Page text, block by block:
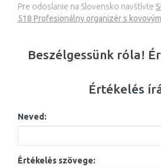
Pre odoslanie na Slovensko navštívte
518 Profesionálny organizér s
Beszélgessünk róla!
Értékelés
Neved:
Értékelés szövege: